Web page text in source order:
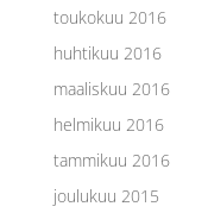
toukokuu 2016
huhtikuu 2016
maaliskuu 2016
helmikuu 2016
tammikuu 2016
joulukuu 2015